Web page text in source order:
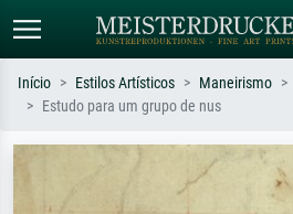
Pesquise por artista, título ou estilo –
ex: Monet, Noite Estrelada,
impressionismo, onda de Hokusai, nu.
a
Início Estilos Artísticos Maneirismo
Estudo para um grupo de nus